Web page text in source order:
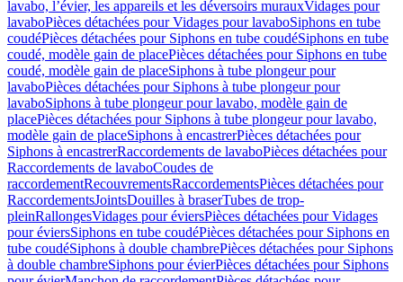
lavabo, l’évier, les appareils et les déversoirs murauxVidages pour
lavaboPièces détachées pour Vidages pour lavaboSiphons en tube
coudéPièces détachées pour Siphons en tube coudéSiphons en tube
coudé, modèle gain de placePièces détachées pour Siphons en tube
coudé, modèle gain de placeSiphons à tube plongeur pour
lavaboPièces détachées pour Siphons à tube plongeur pour
lavaboSiphons à tube plongeur pour lavabo, modèle gain de
placePièces détachées pour Siphons à tube plongeur pour lavabo,
modèle gain de placeSiphons à encastrerPièces détachées pour
Siphons à encastrerRaccordements de lavaboPièces détachées pour
Raccordements de lavaboCoudes de
raccordementRecouvrementsRaccordementsPièces détachées pour
RaccordementsJointsDouilles à braserTubes de trop-
pleinRallongesVidages pour éviersPièces détachées pour Vidages
pour éviersSiphons en tube coudéPièces détachées pour Siphons en
tube coudéSiphons à double chambrePièces détachées pour Siphons
à double chambreSiphons pour évierPièces détachées pour Siphons